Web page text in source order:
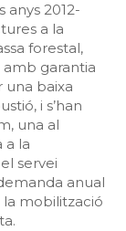
anys 2012-
a la
forestal,
amb garantia
baixa
i s’han
una al
a la
servei
anual
la mobilització